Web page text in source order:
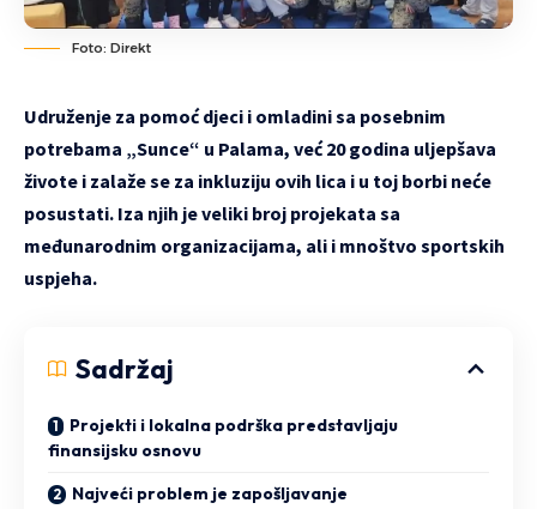
Foto: Direkt
Udruženje za pomoć djeci i omladini sa posebnim
potrebama „Sunce“ u Palama, već 20 godina uljepšava
živote i zalaže se za inkluziju ovih lica i u toj borbi neće
posustati. Iza njih je veliki broj projekata sa
međunarodnim organizacijama, ali i mnoštvo sportskih
uspjeha.
Sadržaj
Projekti i lokalna podrška predstavljaju
finansijsku osnovu
Najveći problem je zapošljavanje